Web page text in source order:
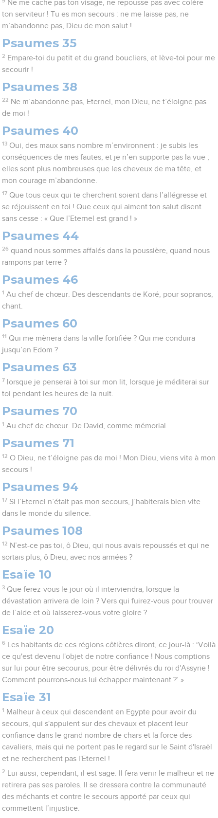
Ne me cache pas ton visage, ne repousse pas avec colère
ton serviteur ! Tu es mon secours : ne me laisse pas, ne
m’abandonne pas, Dieu de mon salut !
Psaumes 35
2 Empare-toi du petit et du grand boucliers, et lève-toi pour me
secourir !
Psaumes 38
22 Ne m’abandonne pas, Eternel, mon Dieu, ne t’éloigne pas
de moi !
Psaumes 40
13 Oui, des maux sans nombre m’environnent : je subis les
conséquences de mes fautes, et je n’en supporte pas la vue ;
elles sont plus nombreuses que les cheveux de ma tête, et
mon courage m’abandonne.
17 Que tous ceux qui te cherchent soient dans l’allégresse et
se réjouissent en toi ! Que ceux qui aiment ton salut disent
sans cesse : « Que l’Eternel est grand ! »
Psaumes 44
26 quand nous sommes affalés dans la poussière, quand nous
rampons par terre ?
Psaumes 46
1 Au chef de chœur. Des descendants de Koré, pour sopranos,
chant.
Psaumes 60
11 Qui me mènera dans la ville fortifiée ? Qui me conduira
jusqu’en Edom ?
Psaumes 63
7
lorsque je penserai à toi sur mon lit, lorsque je méditerai sur
toi pendant les heures de la nuit.
Psaumes 70
1 Au chef de chœur. De David, comme mémorial.
Psaumes 71
12 O Dieu, ne t’éloigne pas de moi ! Mon Dieu, viens vite à mon
secours !
Psaumes 94
17 Si l’Eternel n’était pas mon secours, j’habiterais bien vite
dans le monde du silence.
Psaumes 108
12 N’est-ce pas toi, ô Dieu, qui nous avais repoussés et qui ne
sortais plus, ô Dieu, avec nos armées ?
Esaïe 10
3 Que ferez-vous le jour où il interviendra, lorsque la
dévastation arrivera de loin ? Vers qui fuirez-vous pour trouver
de l’aide et où laisserez-vous votre gloire ?
Esaïe 20
6
Les habitants de ces régions côtières diront, ce jour-là : ‘Voilà
ce qu'est devenu l'objet de notre confiance ! Nous comptions
sur lui pour être secourus, pour être délivrés du roi d'Assyrie !
Comment pourrons-nous lui échapper maintenant ?’ »
Esaïe 31
1 Malheur à ceux qui descendent en Egypte pour avoir du
secours, qui s'appuient sur des chevaux et placent leur
confiance dans le grand nombre de chars et la force des
cavaliers, mais qui ne portent pas le regard sur le Saint d'Israël
et ne recherchent pas l'Eternel !
2
Lui aussi, cependant, il est sage. Il fera venir le malheur et ne
retirera pas ses paroles. Il se dressera contre la communauté
des méchants et contre le secours apporté par ceux qui
commettent l’injustice.